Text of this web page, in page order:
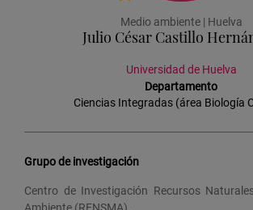
Medio ambiente | Huelva
Julio César Castillo
Universidad de Huelva
Departamento
Ciencias Integradas (área Biología
Grupo de investigación
Centro de Investigación Recursos